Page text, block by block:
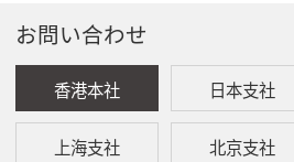
お問い合わせ
香港本社 日本支社
上海支社 北京支社